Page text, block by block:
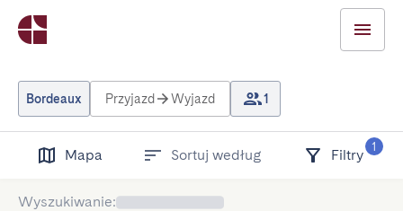
Bordeaux Przyjazd Wyjazd 1
Mapa Sortuj według Filtry
1
Wyszukiwanie: